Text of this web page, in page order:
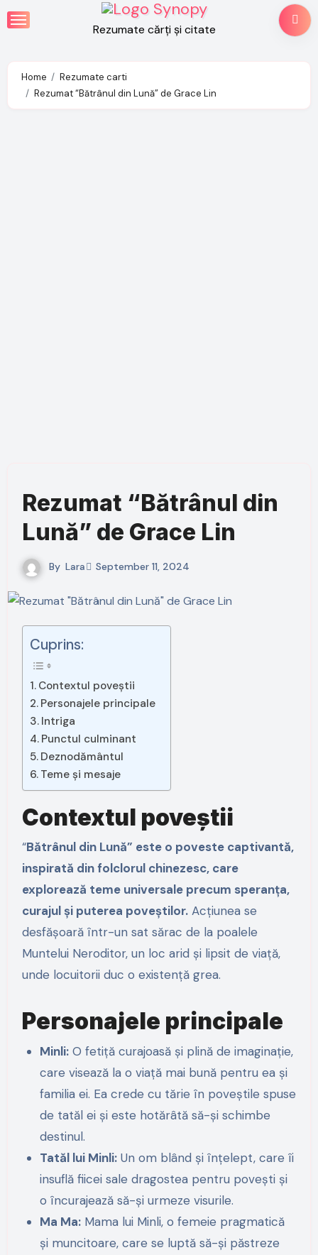
Skip
to
Rezumate cărți și citate
Home
Rezumate carti
Rezumat “Bătrânul din Lună” de Grace Lin
Rezumat “Bătrânul din
Lună” de Grace Lin
By Lara September 11, 2024
Cuprins:
Contextul poveștii
Personajele principale
Intriga
Punctul culminant
Deznodământul
Teme și mesaje
Contextul poveștii
“Bătrânul din Lună” este o poveste captivantă,
inspirată din folclorul chinezesc, care
explorează teme universale precum speranța,
curajul și puterea poveștilor.Acțiunea se
desfășoară într-un sat sărac de la poalele
Muntelui Neroditor, un loc arid și lipsit de viață,
unde locuitorii duc o existență grea.
Personajele principale
Minli: O fetiță curajoasă și plină de imaginație,
care visează la o viață mai bună pentru ea și
familia ei. Ea crede cu tărie în poveștile spuse
de tatăl ei și este hotărâtă să-și schimbe
destinul.
Tatăl lui Minli: Un om blând și înțelept, care îi
insuflă fiicei sale dragostea pentru povești și
o încurajează să-și urmeze visurile.
Ma Ma: Mama lui Minli, o femeie pragmatică
și muncitoare, care se luptă să-și păstreze